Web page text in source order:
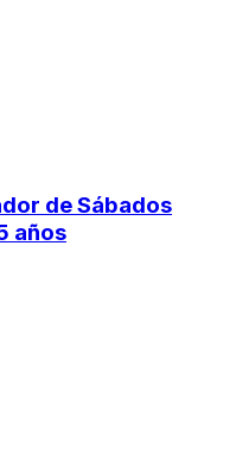
de Sábados
años